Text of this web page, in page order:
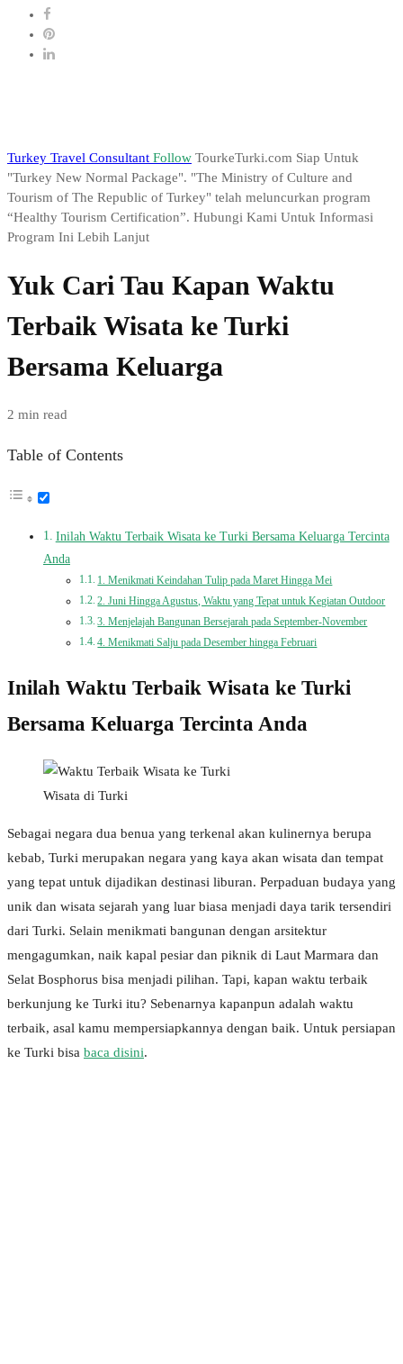
Turkey Travel Consultant Follow TourkeTurki.com Siap Untuk
"Turkey New Normal Package". "The Ministry of Culture and
Tourism of The Republic of Turkey" telah meluncurkan program
“Healthy Tourism Certification”. Hubungi Kami Untuk Informasi
Program Ini Lebih Lanjut
Yuk Cari Tau Kapan Waktu
Terbaik Wisata ke Turki
Bersama Keluarga
2 min read
Table of Contents
Inilah Waktu Terbaik Wisata ke Turki Bersama Keluarga Tercinta
Anda
1. Menikmati Keindahan Tulip pada Maret Hingga Mei
2. Juni Hingga Agustus, Waktu yang Tepat untuk Kegiatan Outdoor
3. Menjelajah Bangunan Bersejarah pada September-November
4. Menikmati Salju pada Desember hingga Februari
Inilah Waktu Terbaik Wisata ke Turki
Bersama Keluarga Tercinta Anda
Wisata di Turki
Sebagai negara dua benua yang terkenal akan kulinernya berupa
kebab, Turki merupakan negara yang kaya akan wisata dan tempat
yang tepat untuk dijadikan destinasi liburan. Perpaduan budaya yang
unik dan wisata sejarah yang luar biasa menjadi daya tarik tersendiri
dari Turki. Selain menikmati bangunan dengan arsitektur
mengagumkan, naik kapal pesiar dan piknik di Laut Marmara dan
Selat Bosphorus bisa menjadi pilihan. Tapi, kapan waktu terbaik
berkunjung ke Turki itu? Sebenarnya kapanpun adalah waktu
terbaik, asal kamu mempersiapkannya dengan baik. Untuk persiapan
ke Turki bisa baca disini.